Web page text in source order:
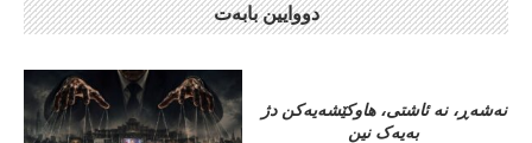
دووایین بابەت
نەشەڕ، نە ئاشتی، هاوکێشەیەکن دژ
بەیەک نین